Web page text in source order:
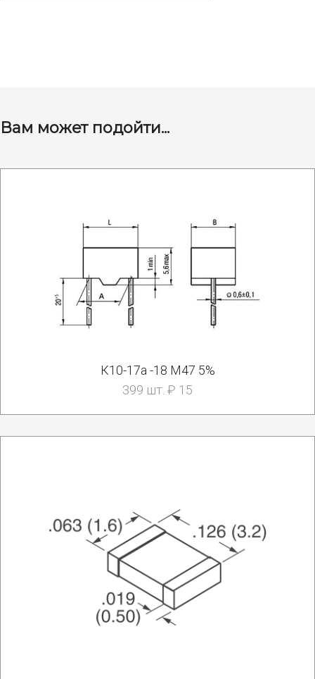
Вам может подойти...
К10-17а -18 М47 5%
399 шт. ₽ 15